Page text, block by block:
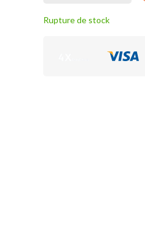
Rupture de stock